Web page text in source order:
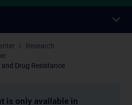
Research
Drug Resistance
is only available in